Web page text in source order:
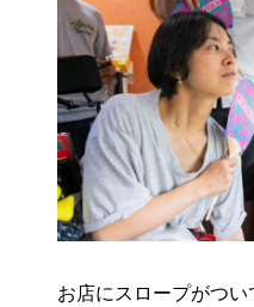
お店にスロープがつ